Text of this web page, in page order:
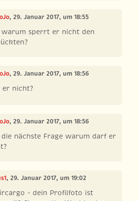
, 29. Januar 2017, um 18:55
warum sperrt er nicht den
, 29. Januar 2017, um 18:56
er nicht?
, 29. Januar 2017, um 18:56
die nächste Frage warum darf er
, 29. Januar 2017, um 19:02
- dein Profilfoto ist